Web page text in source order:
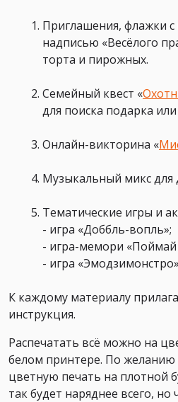
Приглашения, флажки
надписью «Весёлого
торта и пирожных.
Семейный квест «
для поиска подарка или
Онлайн-викторина «
Музыкальный микс для
Тематические игры и
- игра «Доббль-вопль»;
- игра-мемори
- игра
К каждому материалу
инструкция.
Распечатать всё можно на
белом принтере. По
цветную печать на плотной
так будет наряднее всего, но